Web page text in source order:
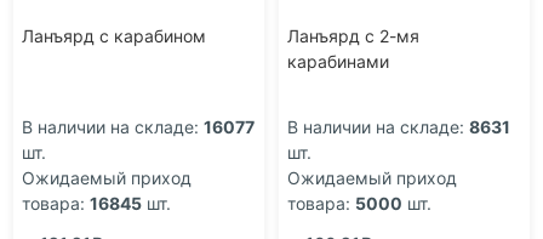
Ланъярд с карабином
В наличии на складе: 16077
шт.
Ожидаемый приход
товара: 16845 шт.
Ланъярд с 2-мя
карабинами
В наличии на складе: 8631
шт.
Ожидаемый приход
товара: 5000 шт.